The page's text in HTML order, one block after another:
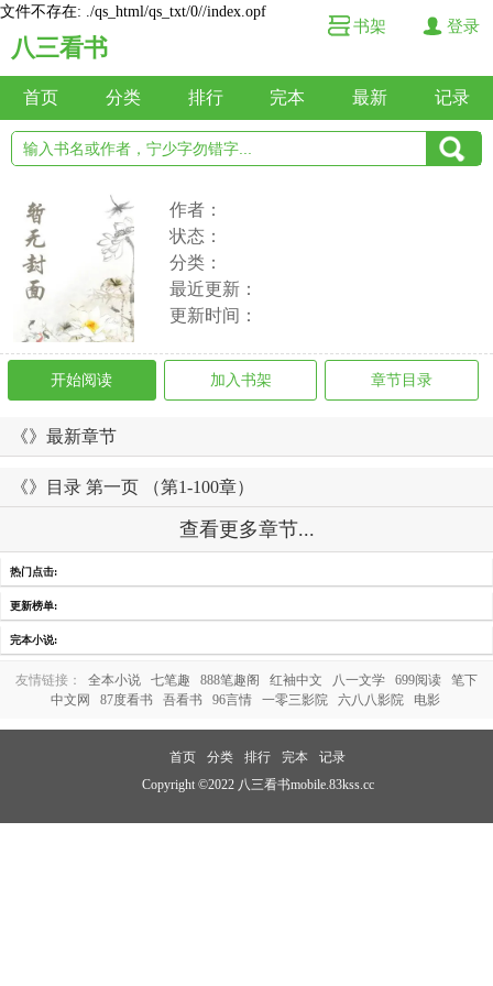
文件不存在: ./qs_html/qs_txt/0//index.opf
八三看书
书架 登录
首页 分类 排行 完本 最新 记录
作者：
状态：
分类：
最近更新：
更新时间：
开始阅读 加入书架 章节目录
《》最新章节
《》目录 第一页 （第1-100章）
查看更多章节...
热门点击:
更新榜单:
完本小说:
友情链接： 全本小说 七笔趣 888笔趣阁 红袖中文 八一文学 699阅读
笔下
中文网
87度看书 吾看书 96言情 一零三影院 六八八影院 电影
首页 分类 排行 完本
记录
Copyright ©2022 八三看书mobile.83kss.cc